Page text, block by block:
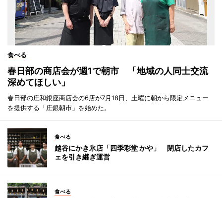
食べる
春日部の商店会が週1で朝市 「地域の人同士交流
深めてほしい」
春日部の庄和銀座商店会の6店が7月18日、土曜に朝から限定メニュー
を提供する「庄銀朝市」を始めた。
食べる
越谷にかき氷店「四季彩堂 かや」 閉店したカフ
ェを引き継ぎ運営
食べる